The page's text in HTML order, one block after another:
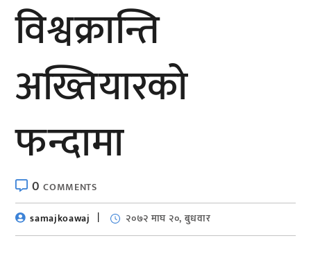
विश्वक्रान्ति
अख्तियारको
फन्दामा
0COMMENTS
samajkoawaj
२०७२ माघ २०, बुधवार